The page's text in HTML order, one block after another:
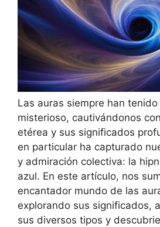
Las auras siempre han
misterioso, cautivándonos
etérea y sus significados
en particular ha capturado
y admiración colectiva: la
azul. En este artículo, nos
encantador mundo de las
explorando sus significados,
sus diversos tipos y